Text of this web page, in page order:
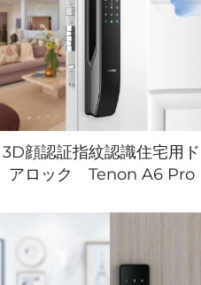
3D顔認証指紋認識住宅用ド
アロック Tenon A6 Pro